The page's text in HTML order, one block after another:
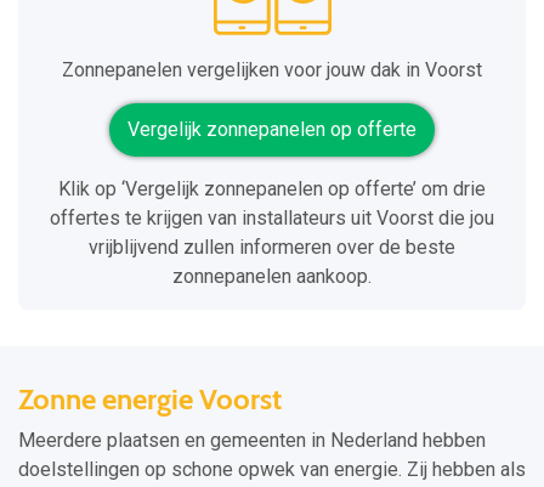
Zonnepanelen vergelijken voor jouw dak in Voorst
Vergelijk zonnepanelen op offerte
Klik op ‘Vergelijk zonnepanelen op offerte’ om drie
offertes te krijgen van installateurs uit Voorst die jou
vrijblijvend zullen informeren over de beste
zonnepanelen aankoop.
Zonne energie Voorst
Meerdere plaatsen en gemeenten in Nederland hebben
doelstellingen op schone opwek van energie. Zij hebben als